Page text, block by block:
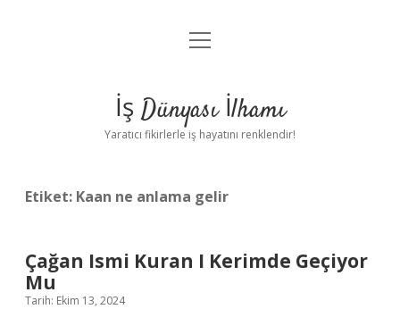
Anasayfa
Yasal Uyarı
menüyü
İş Dünyası İlhamı
Yaratıcı fikirlerle iş hayatını renklendir!
Etiket: Kaan ne anlama gelir
Çağan Ismi Kuran I Kerimde Geçiyor
Mu
Tarih: Ekim 13, 2024